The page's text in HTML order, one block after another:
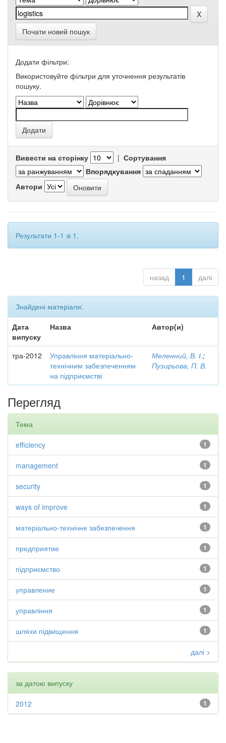
Почати новий пошук
Додати фільтри:
Використовуйте фільтри для уточнення результатів
пошуку.
Вивести на сторінку | Сортування
Впорядкування
Автори
Результати 1-1 зі 1.
назад 1 далі
Знайдені матеріали:
Дата
випуску
Назва Автор(и)
тра-2012
Управління матеріально-
технічним забезпеченням
на підприємстві
Меленний, В. І.;
Пузирьова, П. В.
Перегляд
Тема
1
efficiency
1
management
1
security
1
ways of improve
1
матеріально-технічне забезпечення
1
предприятие
1
підприємство
1
управление
1
управління
1
шляхи підвищення
далі >
за датою випуску
1
2012